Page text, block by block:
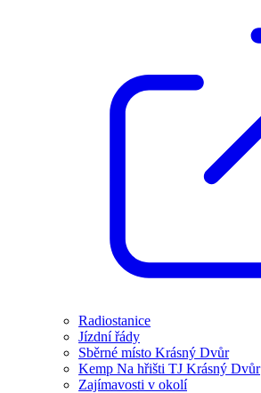
Radiostanice
Jízdní řády
Sběrné místo Krásný Dvůr
Kemp Na hřišti TJ Krásný Dvůr
Zajímavosti v okolí